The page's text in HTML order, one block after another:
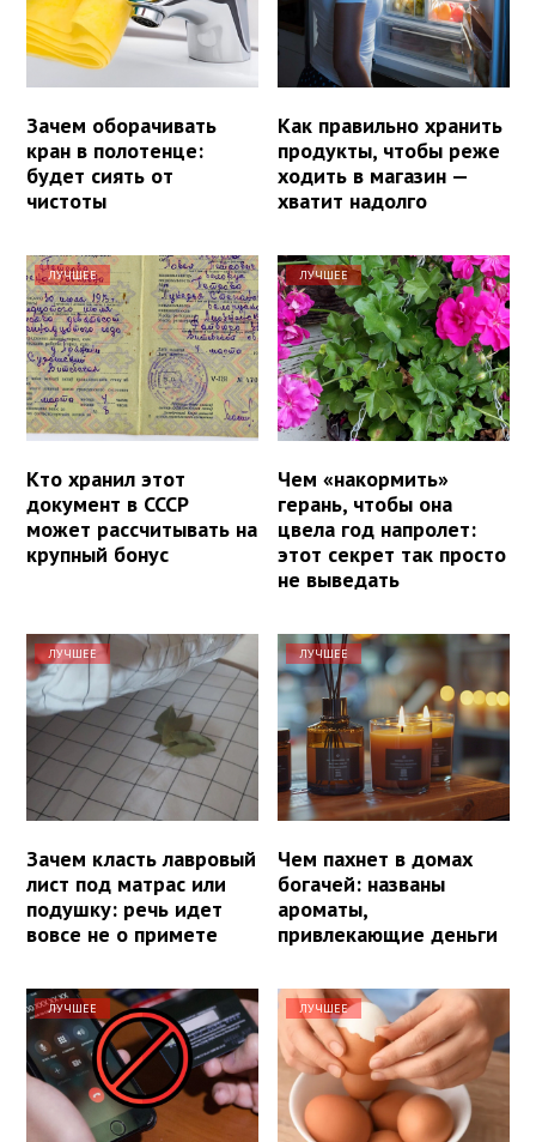
Зачем оборачивать
кран в полотенце:
будет сиять от
чистоты
Как правильно хранить
продукты, чтобы реже
ходить в магазин —
хватит надолго
ЛУЧШЕЕ
Кто хранил этот
документ в СССР
может рассчитывать на
крупный бонус
ЛУЧШЕЕ
Чем «накормить»
герань, чтобы она
цвела год напролет:
этот секрет так просто
не выведать
ЛУЧШЕЕ
Зачем класть лавровый
лист под матрас или
подушку: речь идет
вовсе не о примете
ЛУЧШЕЕ
Чем пахнет в домах
богачей: названы
ароматы,
привлекающие деньги
ЛУЧШЕЕ ЛУЧШЕЕ